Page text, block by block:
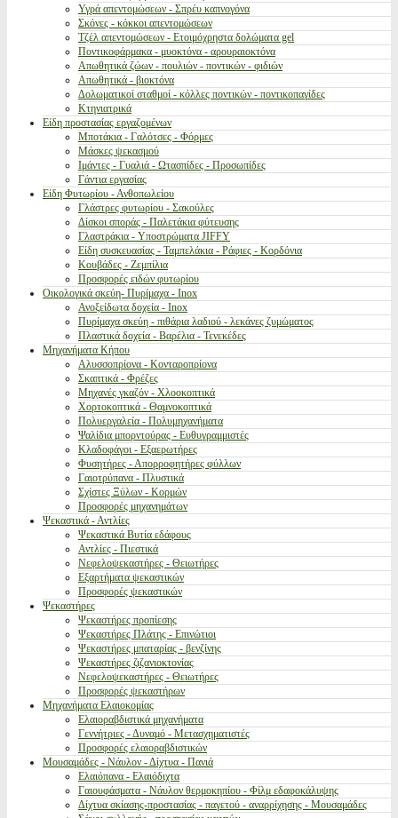
Υγρά απεντομώσεων - Σπρέυ καπνογόνα
Σκόνες - κόκκοι απεντομώσεων
Τζέλ απεντομώσεων - Ετοιμόχρηστα δολώματα gel
Ποντικοφάρμακα - μυοκτόνα - αρουραιοκτόνα
Απωθητικά ζώων - πουλιών - ποντικών - φιδιών
Απωθητικά - βιοκτόνα
Δολωματικοί σταθμοί - κόλλες ποντικών - ποντικοπαγίδες
Κτηνιατρικά
Είδη προστασίας εργαζομένων
Μποτάκια - Γαλότσες - Φόρμες
Μάσκες ψεκασμού
Ιμάντες - Γυαλιά - Ωτασπίδες - Προσωπίδες
Γάντια εργασίας
Είδη Φυτωρίου - Ανθοπωλείου
Γλάστρες φυτωρίου - Σακούλες
Δίσκοι σποράς - Παλετάκια φύτευσης
Γλαστράκια - Υποστρώματα JIFFY
Είδη συσκευασίας - Ταμπελάκια - Ράφιες - Κορδόνια
Κουβάδες - Ζεμπίλια
Προσφορές ειδών φυτωρίου
Οικολογικά σκεύη- Πυρίμαχα - Inox
Ανοξείδωτα δοχεία - Inox
Πυρίμαχα σκεύη - πιθάρια λαδιού - λεκάνες ζυμώματος
Πλαστικά δοχεία - Βαρέλια - Τενεκέδες
Μηχανήματα Κήπου
Αλυσσοπρίονα - Κονταροπρίονα
Σκαπτικά - Φρέζες
Μηχανές γκαζόν - Χλοοκοπτικά
Χορτοκοπτικά - Θαμνοκοπτικά
Πολυεργαλεία - Πολυμηχανήματα
Ψαλίδια μπορντούρας - Ευθυγραμμιστές
Κλαδοφάγοι - Εξαερωτήρες
Φυσητήρες - Απορροφητήρες φύλλων
Γαιοτρύπανα - Πλυστικά
Σχίστες Ξύλων - Κορμών
Προσφορές μηχανημάτων
Ψεκαστικά - Αντλίες
Ψεκαστικά Βυτία εδάφους
Αντλίες - Πιεστικά
Νεφελοψεκαστήρες - Θειωτήρες
Εξαρτήματα ψεκαστικών
Προσφορές ψεκαστικών
Ψεκαστήρες
Ψεκαστήρες προπίεσης
Ψεκαστήρες Πλάτης - Επινώτιοι
Ψεκαστήρες μπαταρίας - βενζίνης
Ψεκαστήρες ζιζανιοκτονίας
Νεφελοψεκαστήρες - Θειωτήρες
Προσφορές ψεκαστήρων
Μηχανήματα Ελαιοκομίας
Ελαιοραβδιστικά μηχανήματα
Γεννήτριες - Δυναμό - Μετασχηματιστές
Προσφορές ελαιοραβδιστικών
Μουσαμάδες - Νάυλον - Δίχτυα - Πανιά
Ελαιόπανα - Ελαιόδιχτα
Γαιουφάσματα - Νάυλον θερμοκηπίου - Φίλμ εδαφοκάλυψης
Δίχτυα σκίασης-προστασίας - παγετού - αναρρίχησης - Μουσαμάδες